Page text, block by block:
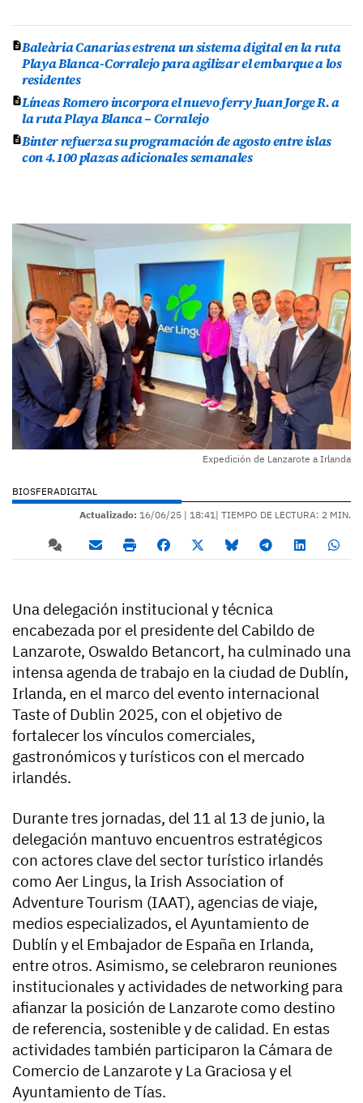
Baleària Canarias estrena un sistema digital en la ruta
Playa Blanca-Corralejo para agilizar el embarque a los
residentes
Líneas Romero incorpora el nuevo ferry Juan Jorge R. a
la ruta Playa Blanca – Corralejo
Binter refuerza su programación de agosto entre islas
con 4.100 plazas adicionales semanales
Expedición de Lanzarote a Irlanda
BIOSFERADIGITAL
Actualizado: 16/06/25 | 18:41| TIEMPO DE LECTURA: 2 MIN.
Una delegación institucional y técnica
encabezada por el presidente del Cabildo de
Lanzarote, Oswaldo Betancort, ha culminado una
intensa agenda de trabajo en la ciudad de Dublín,
Irlanda, en el marco del evento internacional
Taste of Dublin 2025, con el objetivo de
fortalecer los vínculos comerciales,
gastronómicos y turísticos con el mercado
irlandés.
Durante tres jornadas, del 11 al 13 de junio, la
delegación mantuvo encuentros estratégicos
con actores clave del sector turístico irlandés
como Aer Lingus, la Irish Association of
Adventure Tourism (IAAT), agencias de viaje,
medios especializados, el Ayuntamiento de
Dublín y el Embajador de España en Irlanda,
entre otros. Asimismo, se celebraron reuniones
institucionales y actividades de networking para
afianzar la posición de Lanzarote como destino
de referencia, sostenible y de calidad. En estas
actividades también participaron la Cámara de
Comercio de Lanzarote y La Graciosa y el
Ayuntamiento de Tías.